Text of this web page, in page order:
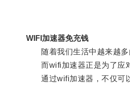
WIFI加速器免充钱
随着我们生活中越来越多
而wifi加速器正是为了应对
通过wifi加速器，不仅可以